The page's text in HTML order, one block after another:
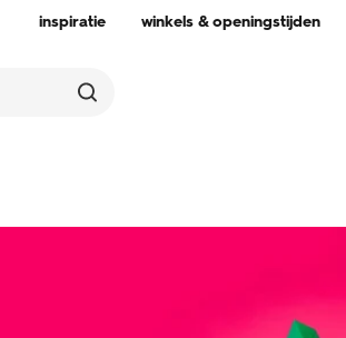
inspiratie winkels & openingstijden